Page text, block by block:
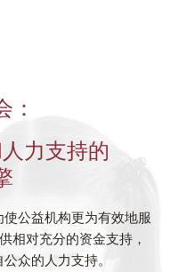
：
力支持的
公益机构更为有效地服
相对充分的资金支持，
众的人力支持。